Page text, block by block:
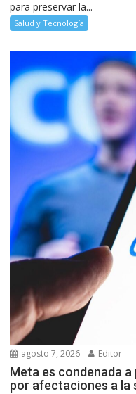
para preservar la...
Salud y Tecnología
agosto 7, 2026 Editor
Meta es condenada
por afectaciones a la